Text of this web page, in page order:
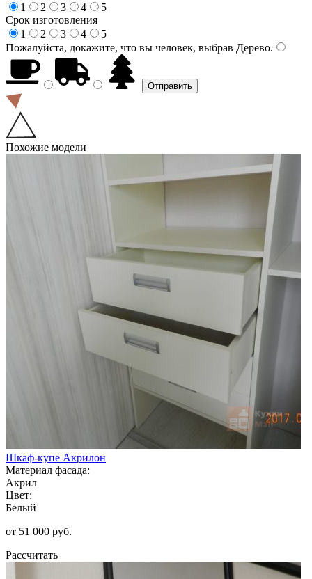
1
2 3 4
5
Срок изготовления
1
2 3 4
5
Пожалуйста, докажите, что вы человек, выбрав Дерево.
Похожие модели
Шкаф-купе Акрилон
Материал фасада:
Акрил
Цвет:
Белый
от 51 000 руб.
Рассчитать